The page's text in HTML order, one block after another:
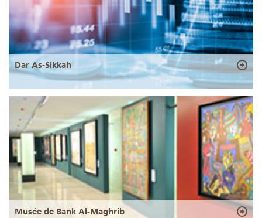
Dar As-Sikkah
Musée de Bank Al-Maghrib